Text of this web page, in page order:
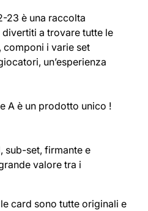
23 è una raccolta
a trovare tutte le
componi i varie set
un’esperienza
A è un prodotto unico !
sub-set, firmante e
valore tra i
card sono tutte originali e